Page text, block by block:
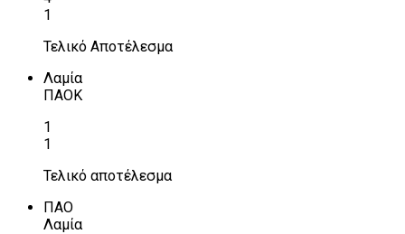
1
Τελικό Αποτέλεσμα
Λαμία
ΠΑΟΚ
1
1
Τελικό αποτέλεσμα
ΠΑΟ
Λαμία